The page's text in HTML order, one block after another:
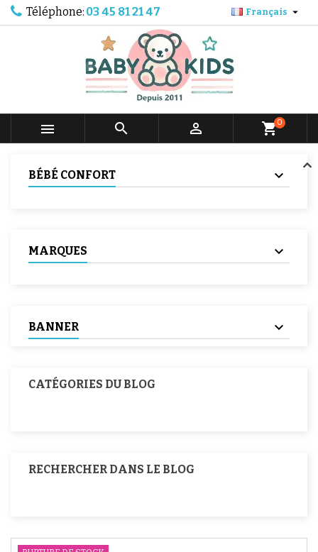
Téléphone: 03 45 81 21 47 Français 
   shopping_cart0
BÉBÉ CONFORT
MARQUES
BANNER
CATÉGORIES DU BLOG
RECHERCHER DANS LE BLOG